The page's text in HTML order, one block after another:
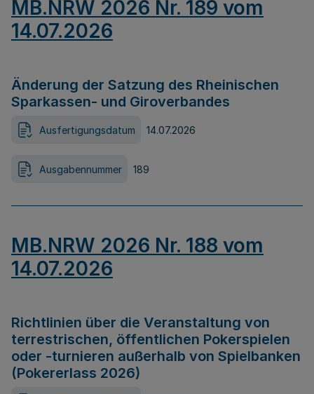
MB.NRW 2026 Nr. 189 vom
14.07.2026
Änderung der Satzung des Rheinischen
Sparkassen- und Giroverbandes
Ausfertigungsdatum 14.07.2026
Ausgabennummer 189
MB.NRW 2026 Nr. 188 vom
14.07.2026
Richtlinien über die Veranstaltung von
terrestrischen, öffentlichen Pokerspielen
oder -turnieren außerhalb von Spielbanken
(Pokererlass 2026)